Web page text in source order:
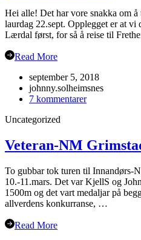
Hei alle! Det har vore snakka om
laurdag 22.sept. Opplegget er at vi
Lærdal først, for så å reise til
Read More
september 5, 2018
johnny.solheimsnes
7 kommentarertil
Uncategorized
Veteran-NM
To gubbar tok turen til Innandørs-
10.-11.mars. Det var KjellS og
1500m og det vart medaljar på
allverdens konkurranse, …
Read More